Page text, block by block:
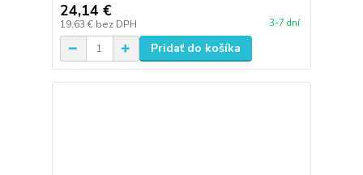
24,14 €
19,63 € bez DPH 3-7 dní
Pridať do košíka